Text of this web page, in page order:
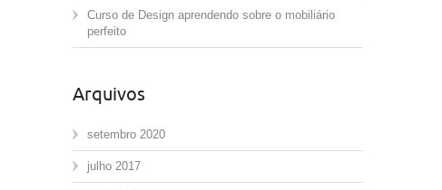
Curso de Design aprendendo sobre o mobiliário
perfeito
Arquivos
setembro 2020
julho 2017